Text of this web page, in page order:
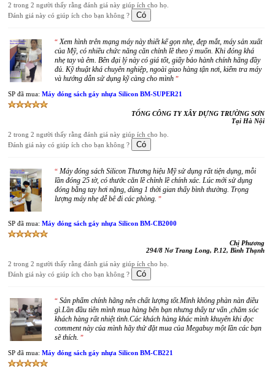
2 trong 2 người thấy rằng đánh giá này giúp ích cho họ.
Đánh giá này có giúp ích cho bạn không ?
“ Xem hình trên mạng máy này thiết kế gọn nhẹ, đẹp mắt, máy sản xuất
của Mỹ, có nhiều chức năng căn chỉnh lề theo ý muốn. Khi đóng khá
nhẹ tay và êm. Bên đại lý này có giá tốt, giấy bảo hành chính hãng đầy
đủ. Kỹ thuật khá chuyên nghiệp, ngoài giao hàng tận nơi, kiểm tra máy
và hướng dẫn sử dụng kỹ càng cho mình ”
SP đã mua: Máy đóng sách gáy nhựa Silicon BM-SUPER21
TỔNG CÔNG TY XÂY DỰNG TRƯỜNG SƠN
Tại Hà Nội
2 trong 2 người thấy rằng đánh giá này giúp ích cho họ.
Đánh giá này có giúp ích cho bạn không ?
“ Máy đóng sách Silicon Thương hiệu Mỹ sử dụng rất tiện dụng, mỗi
lần đóng 25 tờ, có thước căn lề chỉnh lề chính xác. Lúc mới sử dụng
đóng bằng tay hơi nặng, dùng 1 thời gian thấy bình thường. Trọng
lượng máy nhẹ dễ bê đi các phòng. ”
SP đã mua: Máy đóng sách gáy nhựa Silicon BM-CB2000
Chị Phương
294/8 Nơ Trang Long, P.12, Bình Thạnh
2 trong 2 người thấy rằng đánh giá này giúp ích cho họ.
Đánh giá này có giúp ích cho bạn không ?
“ Sản phẩm chính hãng nên chất lượng tốt.Mình không phàn nàn điều
gì.Lần đầu tiên mình mua hàng bên bạn nhưng thấy tư vấn ,chăm sóc
khách hàng rất nhiệt tình.Các khách hàng khác mình khuyên khi đọc
comment này của mình hãy thử đặt mua của Megabuy một lần các bạn
sẽ thích. ”
SP đã mua: Máy đóng sách gáy nhựa Silicon BM-CB221